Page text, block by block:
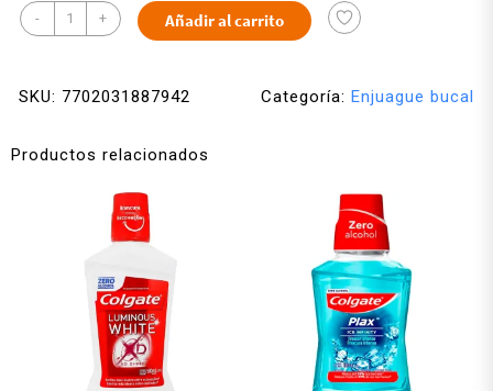
- + Añadir al carrito
SKU: 7702031887942 Categoría: Enjuague bucal
Productos relacionados